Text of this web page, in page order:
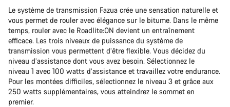
Le système de transmission Fazua crée une sensation naturelle et
vous permet de rouler avec élégance sur le bitume. Dans le même
temps, rouler avec le Roadlite:ON devient un entraînement
efficace. Les trois niveaux de puissance du système de
transmission vous permettent d’être flexible. Vous décidez du
niveau d’assistance dont vous avez besoin. Sélectionnez le
niveau 1 avec 100 watts d’assistance et travaillez votre endurance.
Pour les montées difficiles, sélectionnez le niveau 3 et grâce aux
250 watts supplémentaires, vous atteindrez le sommet en
premier.